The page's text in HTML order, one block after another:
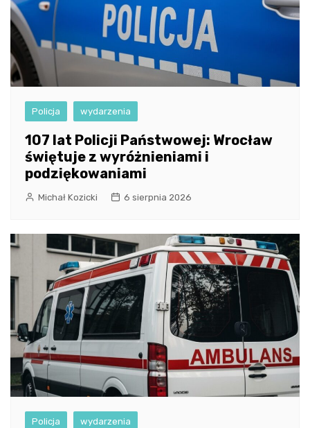
Policja wydarzenia
107 lat Policji Państwowej: Wrocław
świętuje z wyróżnieniami i
podziękowaniami
Michał Kozicki 6 sierpnia 2026
Policja wydarzenia